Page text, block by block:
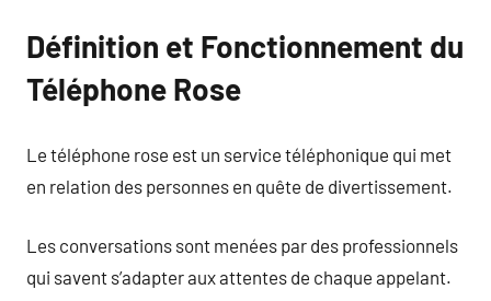
Définition et Fonctionnement du
Téléphone Rose
Le téléphone rose est un service téléphonique qui met
en relation des personnes en quête de divertissement.
Les conversations sont menées par des professionnels
qui savent s’adapter aux attentes de chaque appelant.